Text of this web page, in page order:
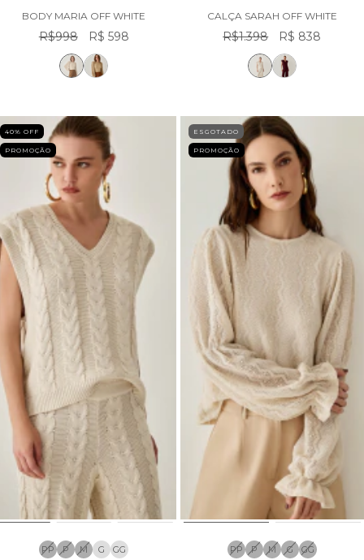
BODY MARIA OFF WHITE
R$998 R$ 598
CALÇA SARAH OFF WHITE
R$1.398 R$ 838
40% OFF
PROMOÇÃO
PP P M G GG
ESGOTADO
PROMOÇÃO
PP P M G GG